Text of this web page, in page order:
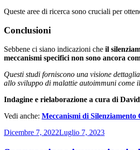
Queste aree di ricerca sono cruciali per
Conclusioni
Sebbene ci siano indicazioni che il
meccanismi specifici non sono ancora
Questi studi forniscono una visione
allo sviluppo di malattie autoimmuni come
Indagine e rielaborazione a cura di
Vedi anche: Meccanismi di Silenziamento
Pubblicato
Dicembre 7, 2022Luglio 7, 2023